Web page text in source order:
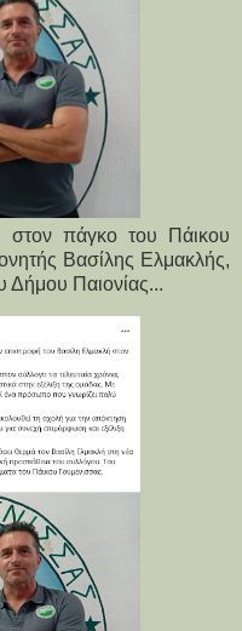
στον πάγκο του Πάικου
Βασίλης Ελμακλής,
Δήμου Παιονίας...